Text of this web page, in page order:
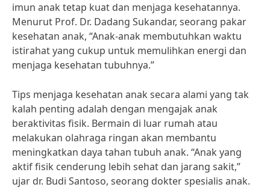
imun anak tetap kuat dan menjaga kesehatannya.
Menurut Prof. Dr. Dadang Sukandar, seorang pakar
kesehatan anak, “Anak-anak membutuhkan waktu
istirahat yang cukup untuk memulihkan energi dan
menjaga kesehatan tubuhnya.”
Tips menjaga kesehatan anak secara alami yang tak
kalah penting adalah dengan mengajak anak
beraktivitas fisik. Bermain di luar rumah atau
melakukan olahraga ringan akan membantu
meningkatkan daya tahan tubuh anak. “Anak yang
aktif fisik cenderung lebih sehat dan jarang sakit,”
ujar dr. Budi Santoso, seorang dokter spesialis anak.